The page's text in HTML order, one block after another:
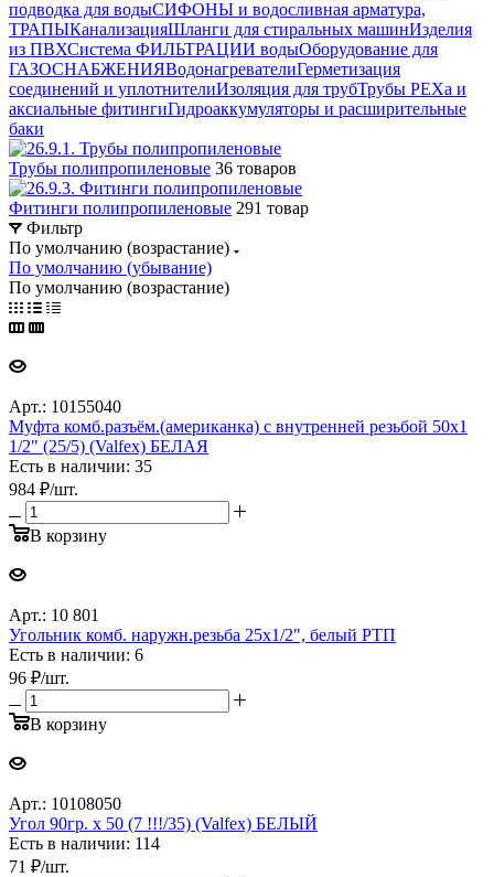
подводка для водыСИФОНЫ и водосливная арматура,
ТРАПЫКанализацияШланги для стиральных машинИзделия
из ПВХСистема ФИЛЬТРАЦИИ водыОборудование для
ГАЗОСНАБЖЕНИЯВодонагревателиГерметизация
соединений и уплотнителиИзоляция для трубТрубы PEXa и
аксиальные фитингиГидроаккумуляторы и расширительные
баки
Трубы полипропиленовые 36 товаров
Фитинги полипропиленовые 291 товар
Фильтр
По умолчанию (возрастание)
По умолчанию (убывание)
По умолчанию (возрастание)
Арт.: 10155040
Муфта комб.разъём.(американка) с внутренней резьбой 50x1
1/2" (25/5) (Valfex) БЕЛАЯ
Есть в наличии: 35
984 ₽/шт.
В корзину
Арт.: 10 801
Угольник комб. наружн.резьба 25х1/2", белый РТП
Есть в наличии: 6
96 ₽/шт.
В корзину
Арт.: 10108050
Угол 90гр. x 50 (7 !!!/35) (Valfex) БЕЛЫЙ
Есть в наличии: 114
71 ₽/шт.